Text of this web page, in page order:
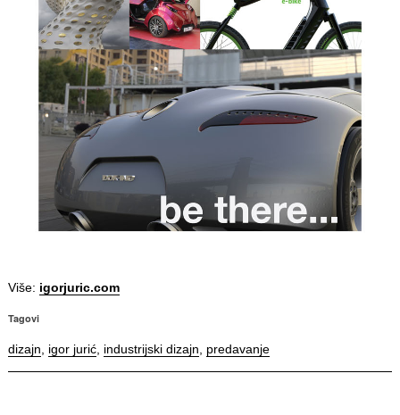
Više: igorjuric.com
Tagovi
dizajn igor jurić, industrijski dizajn predavanje